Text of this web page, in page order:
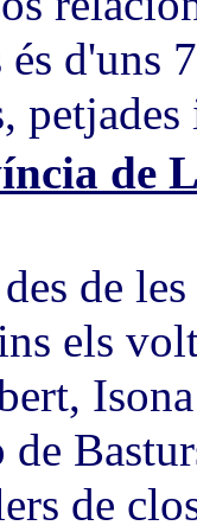
d'uns
de
de
els
de
de